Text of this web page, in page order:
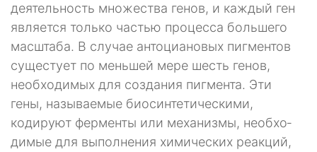
деятельность множества генов, и каждый ген
является только частью процесса больше­го
масштаба. В случае антоциановых пигментов
сущестует по меньшей мере шесть генов,
необходимых для создания пигмента. Эти
гены, назы­ваемые биосинтетическими,
кодируют ферменты или механизмы, необхо­
димые для выполнения химических реакций,